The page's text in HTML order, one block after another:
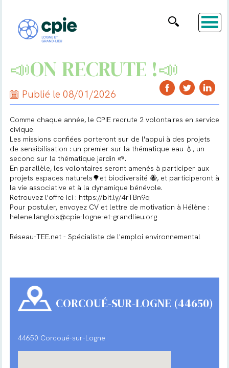
📣ON RECRUTE !📣
Publié le 08/01/2026
Comme chaque année, le CPIE recrute 2 volontaires en service
civique.
Les missions confiées porteront sur de l'appui à des projets
de sensibilisation : un premier sur la thématique eau 💧, un
second sur la thématique jardin 🌱.
En parallèle, les volontaires seront amenés à participer aux
projets espaces naturels🌳et biodiversité 🐝, et participeront à
la vie associative et à la dynamique bénévole.
Retrouvez l'offre ici : https://bit.ly/4rTBn9q
Pour postuler, envoyez CV et lettre de motivation à Hélène :
helene.langlois@cpie-logne-et-grandlieu.org
Réseau-TEE.net - Spécialiste de l'emploi environnemental
CORCOUÉ-SUR-LOGNE (44650)
44650 Corcoué-sur-Logne